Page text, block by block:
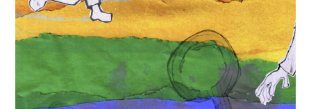
Programa Integral de
Sexualidad